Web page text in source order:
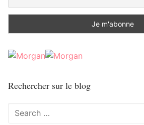
Rechercher sur le blog
Rechercher